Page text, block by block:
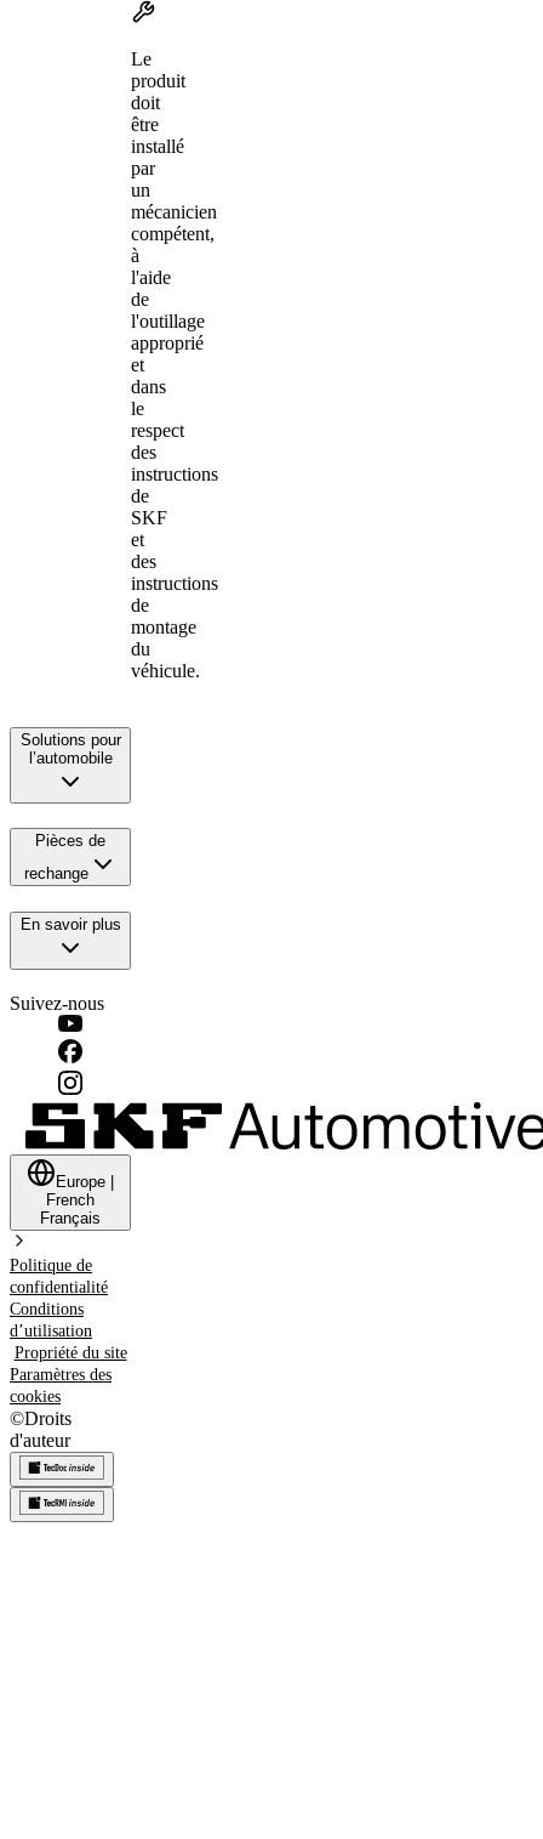
Le
produit
doit
être
installé
par
un
mécanicien
compétent,
à
l'aide
de
l'outillage
approprié
et
dans
le
respect
des
instructions
de
SKF
et
des
instructions
de
montage
du
véhicule.
Solutions pour
l’automobile
Pièces de
rechange
En savoir plus
Suivez-nous
Europe
French
Français
Politique de
confidentialité
Conditions
d’utilisation
Propriété du site
Paramètres des
cookies
©Droits
d'auteur